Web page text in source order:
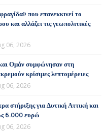
που επανεκκινεί το
και αλλάζει τις γεωπολιτικές
06, 2026
Ομάν συμφώνησαν στη
κρίσιμες λεπτομέρειες
06, 2026
στήριξης για Δυτική Αττική και
6.000 ευρώ
06, 2026